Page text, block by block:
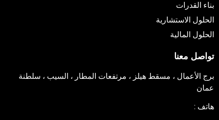
بناء القدرات
الحلول الاستشارية
الحلول المالية
تواصل معنا
برج الأعمال ، مسقط هيلز ، مرتفعات المطار ، السيب ، سلطنة
عمان
هاتف :